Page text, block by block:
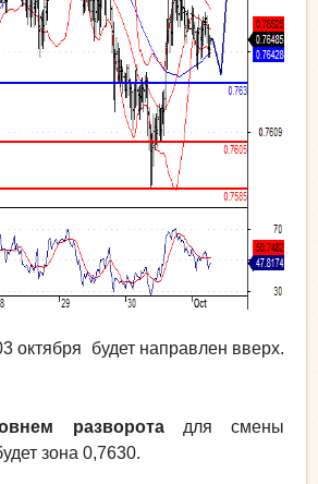
октября будет направлен вверх.
разворотадля смены
зона 0,7630.